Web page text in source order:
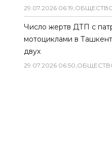
29.07.2026 06:19,
Число жертв ДТП с
мотоциклами в
двух
29.07.2026 06:50,